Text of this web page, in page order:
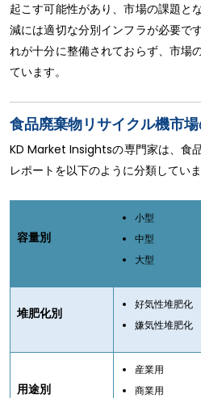
起こす可能性があり、市場の課題と
減には適切な分別インフラが必要で
れが十分に整備されておらず、市場
ています。
食品廃棄物リサイクル機市
KD Market Insightsの専門家は、食
レポートを以下のように分類していま
容量別
小型
中型
大型
堆肥化別
好気性堆肥化
嫌気性堆肥化
用途別
産業用
商業用